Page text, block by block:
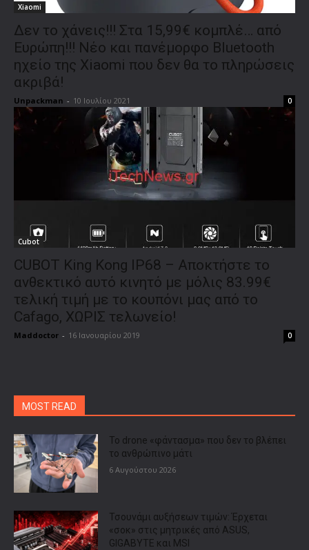
Xiaomi
Δεν το χάνεις!!! Στα 15,99€ κομπλέ… από
Ευρώπη!!! Nέο και πανέμορφο Bluetooth
ηχείο της Xiaomi που δεν θα το πληρώσεις
ακριβά!
Unpackman - 10 Ιουλίου 2021 0
Cubot
CUBOT King Kong IP68 – Αποκτήστε το
ανθεκτικό αυτό κινητό με μόλις 83.99€
τελική τιμή με το κουπόνι μας από το
Cafago, ΧΩΡΙΣ τελωνείο!
Maddoctor - 16 Ιανουαρίου 2019 0
MOST READ
Το drone «φάντασμα» που δεν το βλέπει
το ανθρώπινο μάτι
6 Αυγούστου 2026
Τσουνάμι αυξήσεων τιμών: Έρχεται
«σοκ» στις μητρικές από ASUS,
GIGABYTE και MSI